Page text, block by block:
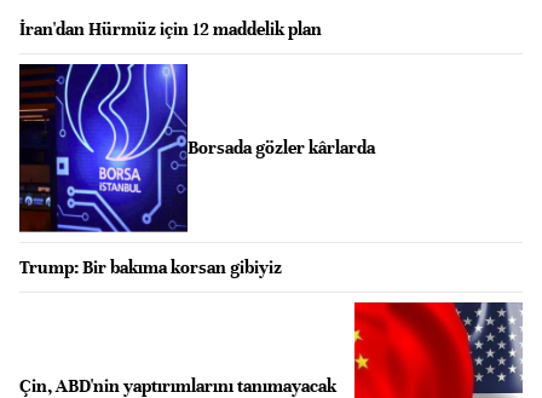
İran'dan Hürmüz için 12 maddelik plan
Borsada gözler kârlarda
Trump: Bir bakıma korsan gibiyiz
Çin, ABD'nin yaptırımlarını tanımayacak